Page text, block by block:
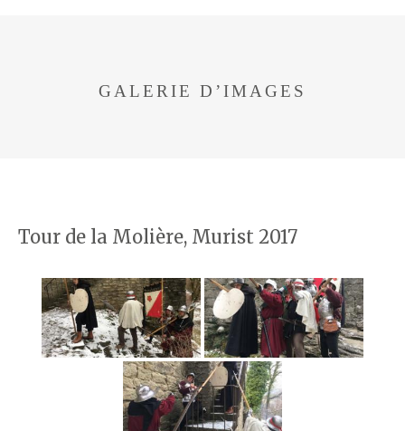
GALERIE D’IMAGES
Tour de la Molière, Murist 2017